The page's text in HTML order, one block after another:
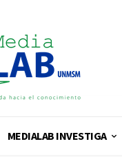
MEDIALAB INVESTIGA